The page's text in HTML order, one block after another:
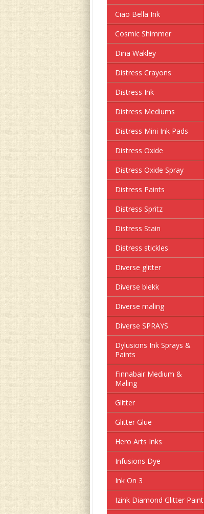
Ciao Bella Ink
Cosmic Shimmer
Dina Wakley
Distress Crayons
Distress Ink
Distress Mediums
Distress Mini Ink Pads
Distress Oxide
Distress Oxide Spray
Distress Paints
Distress Spritz
Distress Stain
Distress stickles
Diverse glitter
Diverse blekk
Diverse maling
Diverse SPRAYS
Dylusions Ink Sprays &
Paints
Finnabair Medium &
Maling
Glitter
Glitter Glue
Hero Arts Inks
Infusions Dye
Ink On 3
Izink Diamond Glitter Paint